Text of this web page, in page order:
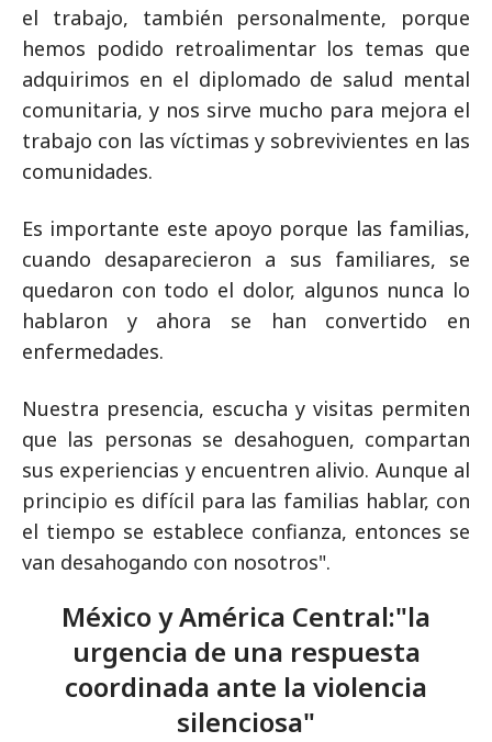
el trabajo, también personalmente, porque
hemos podido retroalimentar los temas que
adquirimos en el diplomado de salud mental
comunitaria, y nos sirve mucho para mejora el
trabajo con las víctimas y sobrevivientes en las
comunidades.
Es importante este apoyo porque las familias,
cuando desaparecieron a sus familiares, se
quedaron con todo el dolor, algunos nunca lo
hablaron y ahora se han convertido en
enfermedades.
Nuestra presencia, escucha y visitas permiten
que las personas se desahoguen, compartan
sus experiencias y encuentren alivio. Aunque al
principio es difícil para las familias hablar, con
el tiempo se establece confianza, entonces se
van desahogando con nosotros".
México y América Central:"la
urgencia de una respuesta
coordinada ante la violencia
silenciosa"